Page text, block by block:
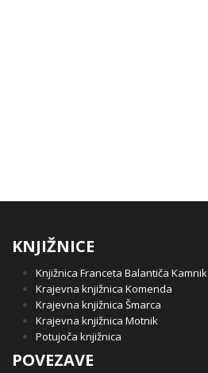
KNJIŽNICE
Knjižnica Franceta Balantiča Kamnik
Krajevna knjižnica Komenda
Krajevna knjižnica Šmarca
Krajevna knjižnica Motnik
Potujoča knjižnica
POVEZAVE